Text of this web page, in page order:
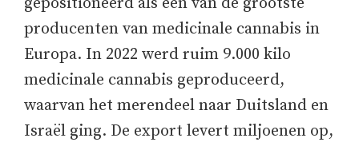
producenten van medicinale cannabis in
Europa. In 2022 werd ruim 9.000 kilo
medicinale cannabis geproduceerd,
waarvan het merendeel naar Duitsland en
Israël ging. De export levert miljoenen op,